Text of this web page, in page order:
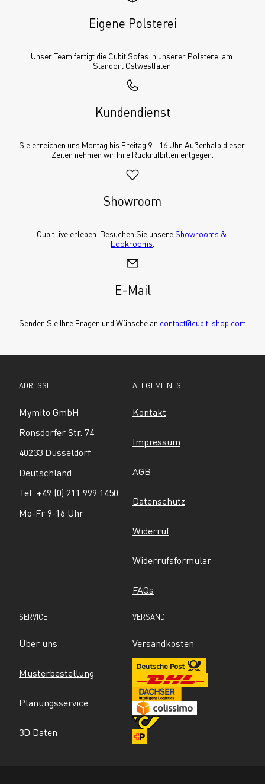
Eigene Polsterei
Unser Team fertigt die Cubit Sofas in unserer Polsterei am
Standort Ostwestfalen.
Kundendienst
Sie erreichen uns Montag bis Freitag 9 - 16 Uhr. Außerhalb dieser
Zeiten nehmen wir Ihre Rückrufbitten entgegen.
Showroom
Cubit live erleben. Besuchen Sie unsere Showrooms &
Lookrooms
E-Mail
Senden Sie Ihre Fragen und Wünsche an contact@cubit-shop.com
ADRESSE
Mymito GmbH
Ronsdorfer Str. 74
40233 Düsseldorf
Deutschland
Tel. +49 (0) 211 999 1450
Mo-Fr 9-16 Uhr
ALLGEMEINES
Kontakt
Impressum
AGB
Datenschutz
Widerruf
Widerrufsformular
FAQs
SERVICE
Über uns
Musterbestellung
Planungsservice
3D Daten
VERSAND
Versandkosten